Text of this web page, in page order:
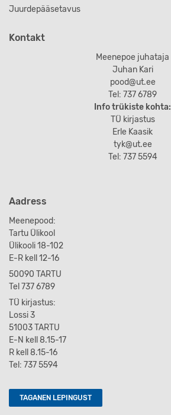
Juurdepääsetavus
Kontakt
Meenepoe juhataja
Juhan Kari
pood@ut.ee
Tel: 737 6789
Info trükiste kohta:
TÜ kirjastus
Erle Kaasik
tyk@ut.ee
Tel: 737 5594
Aadress
Meenepood:
Tartu Ülikool
Ülikooli 18-102
E-R kell 12-16
50090 TARTU
Tel 737 6789
TÜ kirjastus:
Lossi 3
51003 TARTU
E-N kell 8.15-17
R kell 8.15-16
Tel: 737 5594
TAGANEN LEPINGUST